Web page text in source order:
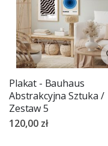
Plakat - Bauhaus
Abstrakcyjna Sztuka /
Zestaw 5
120,00 zł